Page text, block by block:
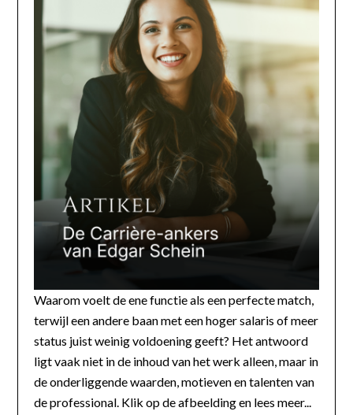
Waarom voelt de ene functie als een perfecte match,
terwijl een andere baan met een hoger salaris of meer
status juist weinig voldoening geeft? Het antwoord
ligt vaak niet in de inhoud van het werk alleen, maar in
de onderliggende waarden, motieven en talenten van
de professional. Klik op de afbeelding en lees meer...